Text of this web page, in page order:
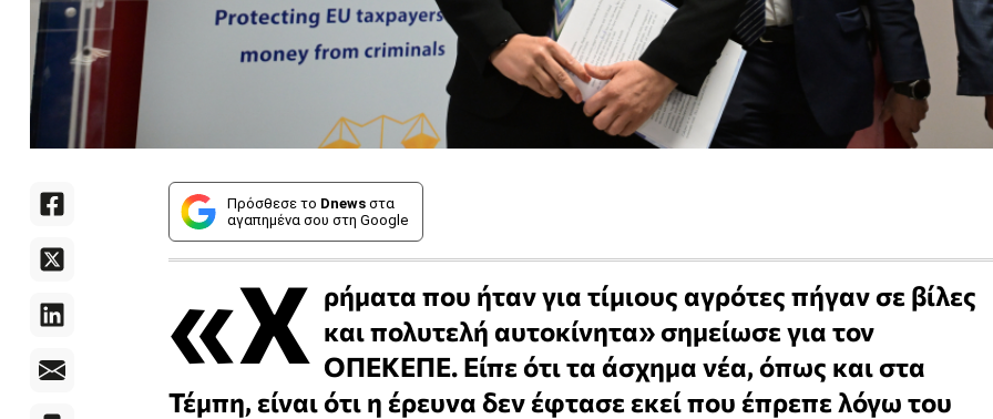
Πρόσθεσε το Dnews στα
αγαπημένα σου στη Google
«Χ ρήματα που ήταν για τίμιους αγρότες πήγαν σε βίλες
και πολυτελή αυτοκίνητα» σημείωσε για τον
ΟΠΕΚΕΠΕ. Είπε ότι τα άσχημα νέα, όπως και στα
Τέμπη, είναι ότι η έρευνα δεν έφτασε εκεί που έπρεπε λόγω του